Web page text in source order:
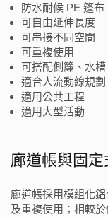
防水耐候 PE 篷布
可自由延伸長度
可串接不同空間
可重複使用
可搭配側簾、水槽
適合人流動線規劃
適用公共工程
適用大型活動
廊道帳與固
廊道帳採用模組化
及重複使用；相較